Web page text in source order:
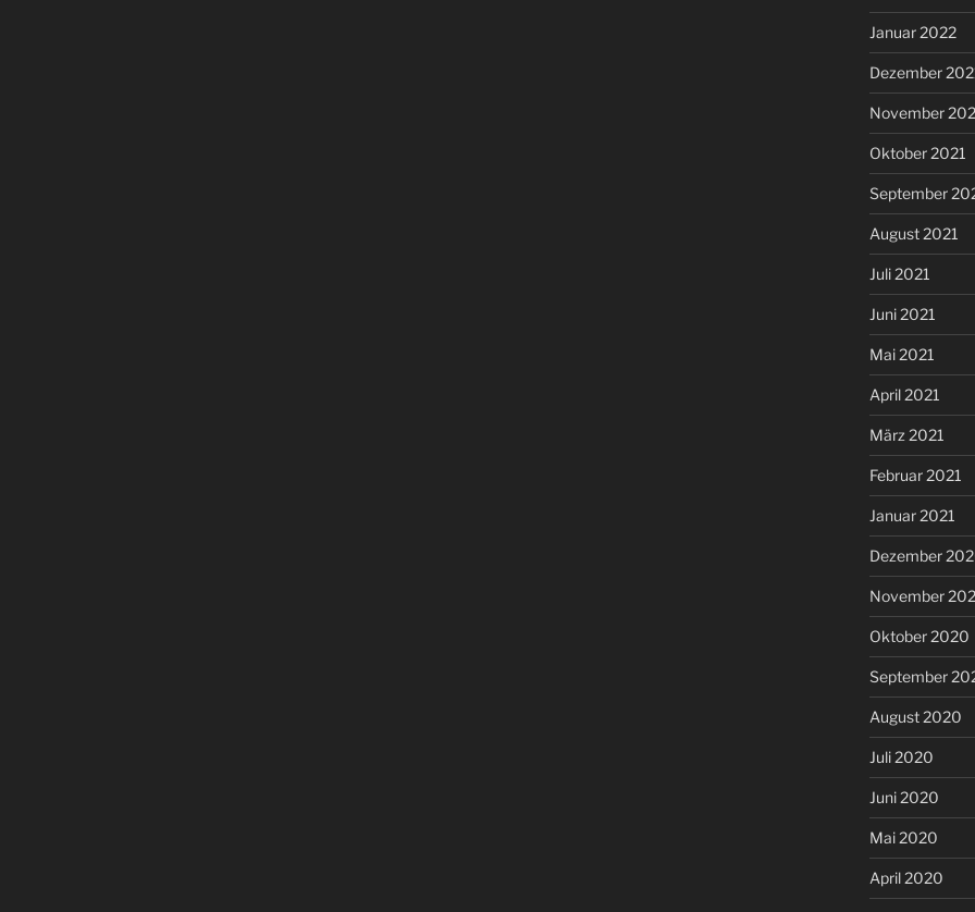
Januar 2022
Dezember
November
Oktober 2021
September
August 2021
Juli 2021
Juni 2021
Mai 2021
April 2021
März 2021
Februar 2021
Januar 2021
Dezember
November
Oktober 2020
September
August 2020
Juli 2020
Juni 2020
Mai 2020
April 2020